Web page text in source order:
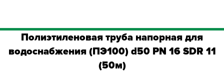
Полиэтиленовая труба напорная для
водоснабжения (ПЭ100) d50 PN 16 SDR 11
(50м)